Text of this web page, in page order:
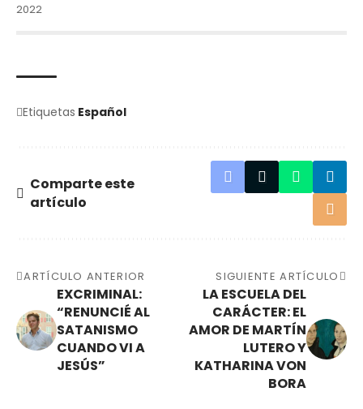
2022
Etiquetas Español
Comparte este
artículo
ARTÍCULO ANTERIOR
EXCRIMINAL:
“RENUNCIÉ AL
SATANISMO
CUANDO VI A
JESÚS”
SIGUIENTE ARTÍCULO
LA ESCUELA DEL
CARÁCTER: EL
AMOR DE MARTÍN
LUTERO Y
KATHARINA VON
BORA